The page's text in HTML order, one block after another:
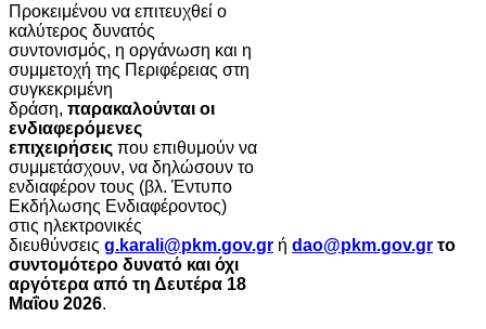
Προκειμένου να επιτευχθεί ο
καλύτερος δυνατός
συντονισμός, η οργάνωση και η
συμμετοχή της Περιφέρειας στη
συγκεκριμένη
δράση, παρακαλούνται οι
ενδιαφερόμενες
επιχειρήσεις που επιθυμούν να
συμμετάσχουν, να δηλώσουν το
ενδιαφέρον τους (βλ. Έντυπο
Εκδήλωσης Ενδιαφέροντος)
στις ηλεκτρονικές
διευθύνσεις g.karali@pkm.gov.gr ή dao@pkm.gov.gr το
συντομότερο δυνατό και όχι
αργότερα από τη Δευτέρα 18
Μαΐου 2026.